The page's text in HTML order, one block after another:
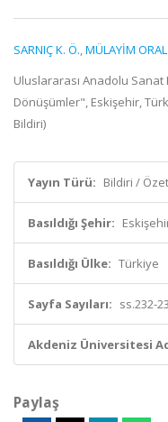
SARNIÇ K. Ö.,MÜLAYİM ORAL
Uluslararası Anadolu
Dönüşümler", Eskişehir,
Bildiri)
Yayın Türü: Bildiri /
Basıldığı Şehir:
Basıldığı Ülke: Türkiye
Sayfa Sayıları: ss.232-
Akdeniz Üniversitesi
Paylaş